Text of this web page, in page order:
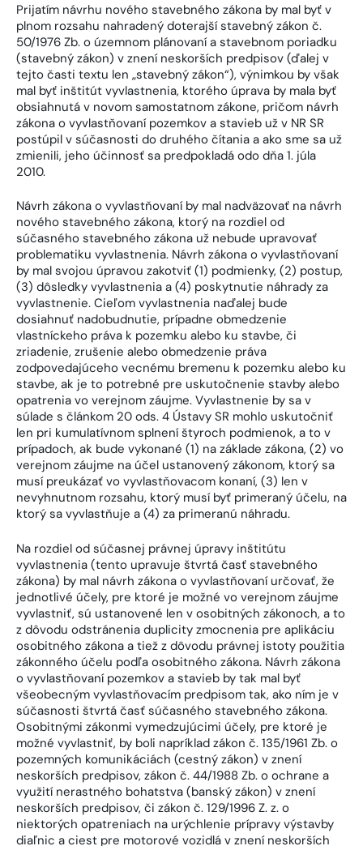
Prijatím návrhu nového stavebného zákona by mal byť v
plnom rozsahu nahradený doterajší stavebný zákon č.
50/1976 Zb. o územnom plánovaní a stavebnom poriadku
(stavebný zákon) v znení neskorších predpisov (ďalej v
tejto časti textu len „stavebný zákon“), výnimkou by však
mal byť inštitút vyvlastnenia, ktorého úprava by mala byť
obsiahnutá v novom samostatnom zákone, pričom návrh
zákona o vyvlastňovaní pozemkov a stavieb už v NR SR
postúpil v súčasnosti do druhého čítania a ako sme sa už
zmienili, jeho účinnosť sa predpokladá odo dňa 1. júla
2010.
Návrh zákona o vyvlastňovaní by mal nadväzovať na návrh
nového stavebného zákona, ktorý na rozdiel od
súčasného stavebného zákona už nebude upravovať
problematiku vyvlastnenia. Návrh zákona o vyvlastňovaní
by mal svojou úpravou zakotviť (1) podmienky, (2) postup,
(3) dôsledky vyvlastnenia a (4) poskytnutie náhrady za
vyvlastnenie. Cieľom vyvlastnenia naďalej bude
dosiahnuť nadobudnutie, prípadne obmedzenie
vlastníckeho práva k pozemku alebo ku stavbe, či
zriadenie, zrušenie alebo obmedzenie práva
zodpovedajúceho vecnému bremenu k pozemku alebo ku
stavbe, ak je to potrebné pre uskutočnenie stavby alebo
opatrenia vo verejnom záujme. Vyvlastnenie by sa v
súlade s článkom 20 ods. 4 Ústavy SR mohlo uskutočniť
len pri kumulatívnom splnení štyroch podmienok, a to v
prípadoch, ak bude vykonané (1) na základe zákona, (2) vo
verejnom záujme na účel ustanovený zákonom, ktorý sa
musí preukázať vo vyvlastňovacom konaní, (3) len v
nevyhnutnom rozsahu, ktorý musí byť primeraný účelu, na
ktorý sa vyvlastňuje a (4) za primeranú náhradu.
Na rozdiel od súčasnej právnej úpravy inštitútu
vyvlastnenia (tento upravuje štvrtá časť stavebného
zákona) by mal návrh zákona o vyvlastňovaní určovať, že
jednotlivé účely, pre ktoré je možné vo verejnom záujme
vyvlastniť, sú ustanovené len v osobitných zákonoch, a to
z dôvodu odstránenia duplicity zmocnenia pre aplikáciu
osobitného zákona a tiež z dôvodu právnej istoty použitia
zákonného účelu podľa osobitného zákona. Návrh zákona
o vyvlastňovaní pozemkov a stavieb by tak mal byť
všeobecným vyvlastňovacím predpisom tak, ako ním je v
súčasnosti štvrtá časť súčasného stavebného zákona.
Osobitnými zákonmi vymedzujúcimi účely, pre ktoré je
možné vyvlastniť, by boli napríklad zákon č. 135/1961 Zb. o
pozemných komunikáciách (cestný zákon) v znení
neskorších predpisov, zákon č. 44/1988 Zb. o ochrane a
využití nerastného bohatstva (banský zákon) v znení
neskorších predpisov, či zákon č. 129/1996 Z. z. o
niektorých opatreniach na urýchlenie prípravy výstavby
diaľnic a ciest pre motorové vozidlá v znení neskorších